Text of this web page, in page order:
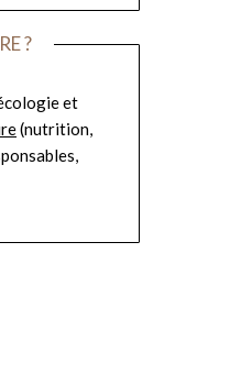
?
et
(nutrition,